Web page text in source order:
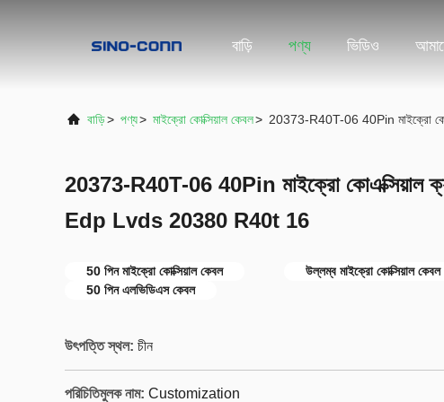
বাড়ি পণ্য ভিডিও
বাড়ি> পণ্য> মাইক্রো কোক্সিয়াল কেবল> 20373-R40T-06 40Pin মাইক্রো
20373-R40T-06 40Pin মাইক্রো কোএক্সিয়াল
Edp Lvds 20380 R40t 16
50 পিন মাইক্রো কোক্সিয়াল কেবল
উল্লম্ব মাইক্রো কোক্সিয়াল কেবল
50 পিন এলভিডিএস কেবল
উৎপত্তি স্থল: চীন
পরিচিতিমুলক নাম: Customization